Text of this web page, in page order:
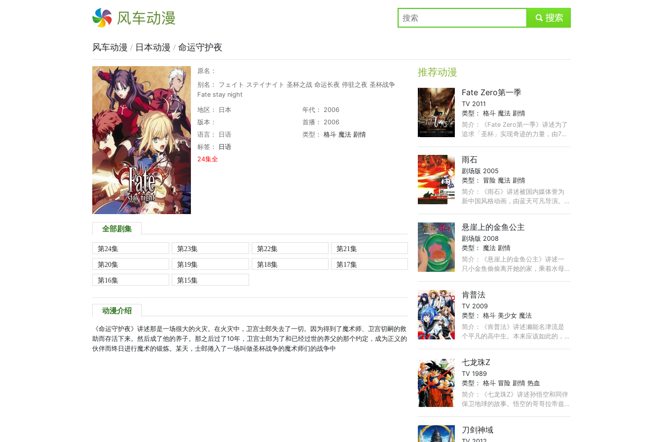
风车动漫 submit
风车动漫 / 日本动漫 / 命运守护夜
原名：
别名： フェイト ステイナイト 圣杯之战 命运长夜 停驻之夜 圣杯战争
Fate stay night
地区： 日本
年代： 2006
版本：
首播： 2006
语言： 日语
类型：格斗 魔法 剧情
标签：
日语
24集全
全部剧集
第24集 第23集 第22集
第21集
第20集
第19集 第18集
第17集
第16集
第15集
动漫介绍
《命运守护夜》讲述那是一场很大的火灾。在火灾中，卫宫士郎失去了一切。因为得到了魔术师、卫宫切嗣的救
助而存活下来。然后成了他的养子。那之后过了10年，卫宫士郎为了和已经过世的养父的那个约定，成为正义的
伙伴而终日进行魔术的锻炼。某天，士郎捲入了一场叫做圣杯战争的魔术师们的战争中
推荐动漫
Fate Zero第一季
TV 2011
类型：格斗 魔法 剧情
简介：《Fate Zero第一季》讲述为了
追求「圣杯」实现奇迹的力量，由7位
次，最终都没能决出胜负， ...
雨石
剧场版 2005
类型： 冒险 魔法 剧情
简介：《雨石》讲述被国内媒体誉为
新中国风格动画，由蓝天可凡导演。
个世界里美丽的少女叶善和拥有强大
力量的老鼠阿狄。 ...
悬崖上的金鱼公主
剧场版 2008
类型： 魔法 剧情
简介：《悬崖上的金鱼公主》讲述一
只小金鱼偷偷离开她的家，乘着水母
个小男孩宗介。 ...
肯普法
TV 2009
类型：格斗 美少女 魔法
简介：《肯普法》讲述濑能名津流是
个平凡的高中生。本来应该如此的，
可思议的是， ...
七龙珠Z
TV 1989
类型：格斗 冒险 剧情 热血
简介：《七龙珠Z》讲述孙悟空和同伴
保卫地球的故事。悟空的哥哥拉帝兹
手对抗，然而因为双方战斗力的差距
刀剑神域